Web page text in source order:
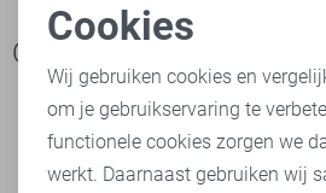
Ook het bekijken waard
Noodzakelijke cookies
Personalisatie cookies
Analytische cookies
Cookies
Wij gebruiken cookies en
om je gebruikservaring te
functionele cookies zorgen we
werkt. Daarnaast gebruiken wij